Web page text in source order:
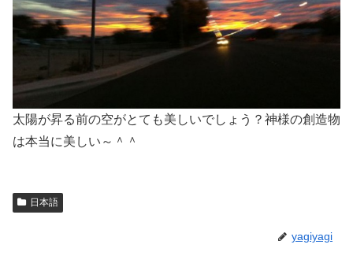
太陽が昇る前の空がとても美しいでしょう？神様の創造物
は本当に美しい～＾＾
日本語
yagiyagi